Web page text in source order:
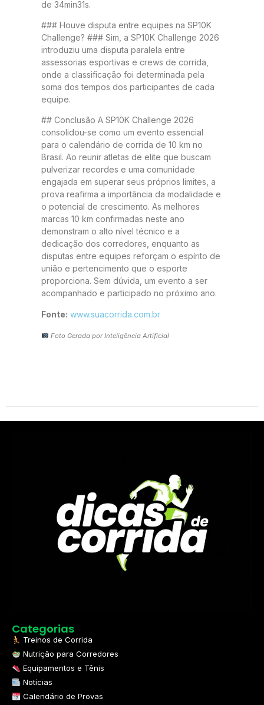
de 34min31s.
### Houve disputa entre equipes na SP10K
Challenge? ### Sim, a SP10K Challenge 2026
introduziu uma disputa paralela entre
assessorias esportivas e crews de corrida,
onde a classificação foi determinada pela
soma dos tempos dos participantes de cada
equipe.
## Conclusão A SP10K Challenge 2026
consolidou-se como um evento essencial
para o calendário de corrida de 10 km no
Brasil. Ao reunir atletas de elite que buscam
pulverizar recordes e uma comunidade
engajada em superar seus próprios limites, a
prova reafirma a importância da modalidade e
o potencial de crescimento. As melhores
marcas 10 km confirmadas neste ano
demonstram o alto nível técnico e a
dedicação dos corredores, enquanto as
disputas entre equipes reforçam o espírito de
união e pertencimento que o esporte
proporciona. Sem dúvida, um evento a ser
acompanhado e participado no próximo ano.
Fonte: www.suacorrida.com.br
Foto Gerada por Inteligência Artificial
Categorias
Treinos de Corrida
Nutrição para Corredores
Equipamentos e Tênis
Notícias
Calendário de Provas